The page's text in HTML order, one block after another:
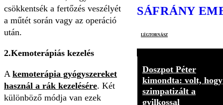
csökkentsék a fertőzés veszélyét
a műtét során vagy az operáció
után.
2.Kemoterápiás kezelés
A kemoterápia gyógyszereket
használ a rák kezelésére. Két
különböző módja van ezek
SÁFRÁNY
légtornász
Doszpot Péter
kimondta: volt, hogy
szimpatizált a
gyilkossal